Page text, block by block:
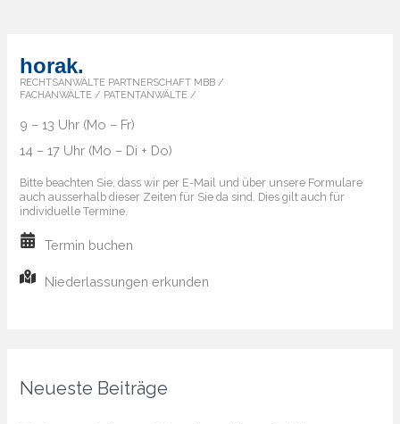
Sie
Ihre
Marke
zukunftssicher
machen
horak.
RECHTSANWÄLTE PARTNERSCHAFT MBB /
FACHANWÄLTE / PATENTANWÄLTE /
9 – 13 Uhr (Mo – Fr)
14 – 17 Uhr (Mo – Di + Do)
Bitte beachten Sie, dass wir per E-Mail und über unsere Formulare
auch ausserhalb dieser Zeiten für Sie da sind. Dies gilt auch für
individuelle Termine.
Termin buchen
Niederlassungen erkunden
Neueste Beiträge